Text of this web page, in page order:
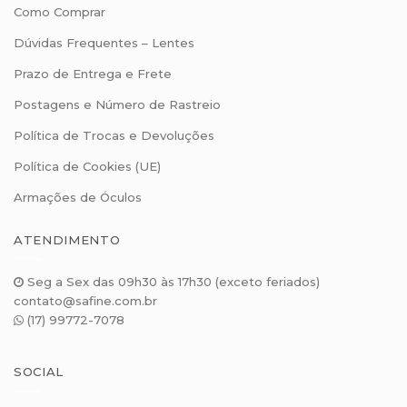
Como Comprar
Dúvidas Frequentes – Lentes
Prazo de Entrega e Frete
Postagens e Número de Rastreio
Política de Trocas e Devoluções
Política de Cookies (UE)
Armações de Óculos
ATENDIMENTO
Seg a Sex das 09h30 às 17h30 (exceto feriados)
contato@safine.com.br
(17) 99772-7078
SOCIAL